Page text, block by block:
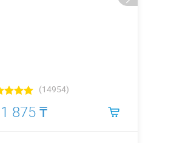
(14954)
875 ₸